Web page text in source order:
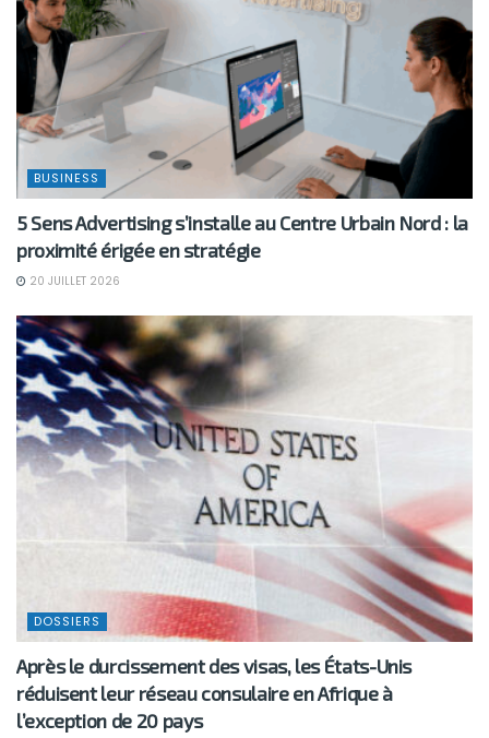
BUSINESS
5 Sens Advertising s’installe au Centre Urbain Nord : la
proximité érigée en stratégie
20 JUILLET 2026
DOSSIERS
Après le durcissement des visas, les États-Unis
réduisent leur réseau consulaire en Afrique à
l’exception de 20 pays